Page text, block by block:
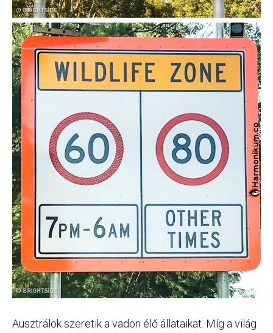
Ausztrálok szeretik a vadon élő állataikat. Míg a világ